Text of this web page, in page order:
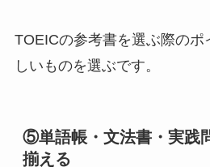
TOEICの参考書を選ぶ際の
しいものを選ぶです。
⑤単語帳・文法書・実践
揃える